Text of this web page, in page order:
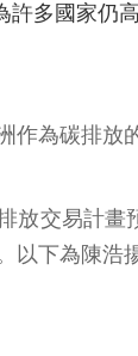
多國家仍
作為碳排
放交易計
下為陳浩